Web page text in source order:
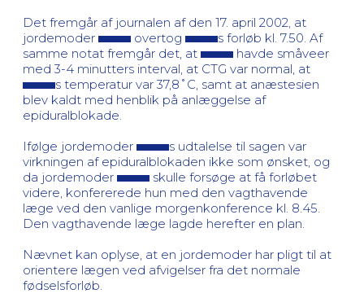
Det fremgår af journalen af den 17. april 2002, at
jordemoder
overtog
s forløb kl. 7.50. Af
samme notat fremgår det, at
havde småveer
med 3-4 minutters interval, at CTG var normal, at
s temperatur var 37,8˚C, samt at anæstesien
blev kaldt med henblik på anlæggelse af
epiduralblokade.
Ifølge jordemoder
s udtalelse til sagen var
virkningen af epiduralblokaden ikke som ønsket, og
da jordemoder
skulle forsøge at få forløbet
videre, konfererede hun med den vagthavende
læge ved den vanlige morgenkonference kl. 8.45.
Den vagthavende læge lagde herefter en plan.
Nævnet kan oplyse, at en jordemoder har pligt til at
orientere lægen ved afvigelser fra det normale
fødselsforløb.